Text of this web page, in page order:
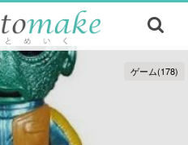
ゲーム(178)